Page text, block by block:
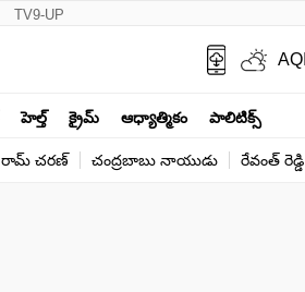
TV9-UP
AQI
హెల్త్‌ క్రైమ్ ఆధ్యాత్మికం పాలిటిక్స్‌
రామ్ చ‌ర‌ణ్‌ చంద్రబాబు నాయుడు రేవంత్ రెడ్డి